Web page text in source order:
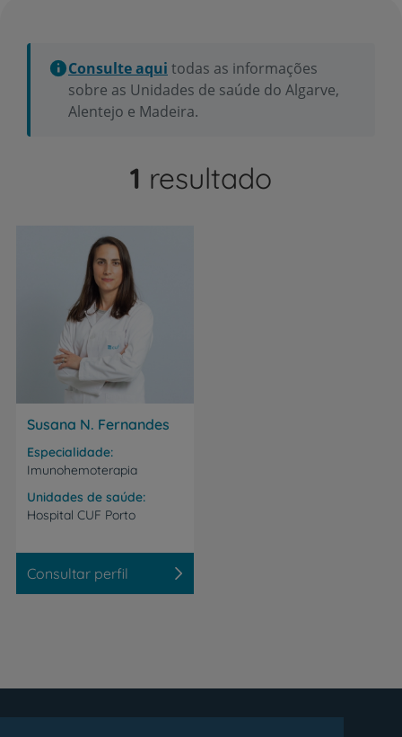
Consulte aqui todas as informações
sobre as Unidades de saúde do Algarve,
Alentejo e Madeira.
1 resultado
Susana N. Fernandes
Especialidade
Imunohemoterapia
Unidades de saúde
Hospital CUF Porto
Consultar perfil